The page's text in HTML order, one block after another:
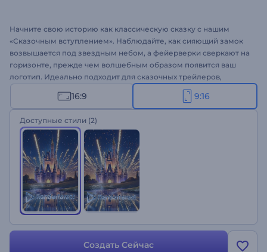
Начните свою историю как классическую сказку с нашим
«Сказочным вступлением». Наблюдайте, как сияющий замок
возвышается под звездным небом, а фейерверки сверкают на
горизонте, прежде чем волшебным образом появится ваш
логотип. Идеально подходит для сказочных трейлеров,
кинематографических заставок, волшебных интро, сюжетных
видеороликов и других очаровательных презентаций.
Настройте его за считанные минуты, добавив свой логотип,
слоган и фоновую музыку. Создайте кинематографическое
вступление прямо сейчас!
16:9 9:16
Доступные стили (2)
Создать Сейчас